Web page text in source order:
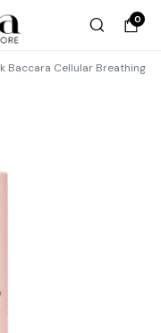
0
Baccara Cellular Breathing